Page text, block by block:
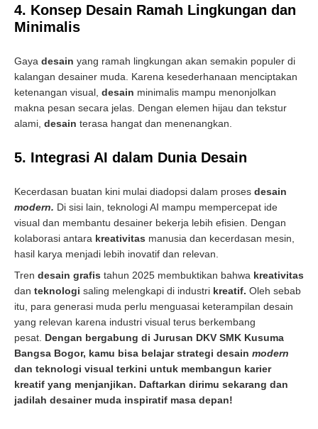
4. Konsep Desain Ramah Lingkungan dan
Minimalis
Gaya desain yang ramah lingkungan akan semakin populer di
kalangan desainer muda. Karena kesederhanaan menciptakan
ketenangan visual, desain minimalis mampu menonjolkan
makna pesan secara jelas. Dengan elemen hijau dan tekstur
alami, desain terasa hangat dan menenangkan.
5. Integrasi AI dalam Dunia Desain
Kecerdasan buatan kini mulai diadopsi dalam proses desain
modern. Di sisi lain, teknologi AI mampu mempercepat ide
visual dan membantu desainer bekerja lebih efisien. Dengan
kolaborasi antara kreativitas manusia dan kecerdasan mesin,
hasil karya menjadi lebih inovatif dan relevan.
Tren desain grafis tahun 2025 membuktikan bahwa kreativitas
dan teknologi saling melengkapi di industri kreatif. Oleh sebab
itu, para generasi muda perlu menguasai keterampilan desain
yang relevan karena industri visual terus berkembang
pesat. Dengan bergabung di Jurusan DKV SMK Kusuma
Bangsa Bogor, kamu bisa belajar strategi desain modern
dan teknologi visual terkini untuk membangun karier
kreatif yang menjanjikan. Daftarkan dirimu sekarang dan
jadilah desainer muda inspiratif masa depan!